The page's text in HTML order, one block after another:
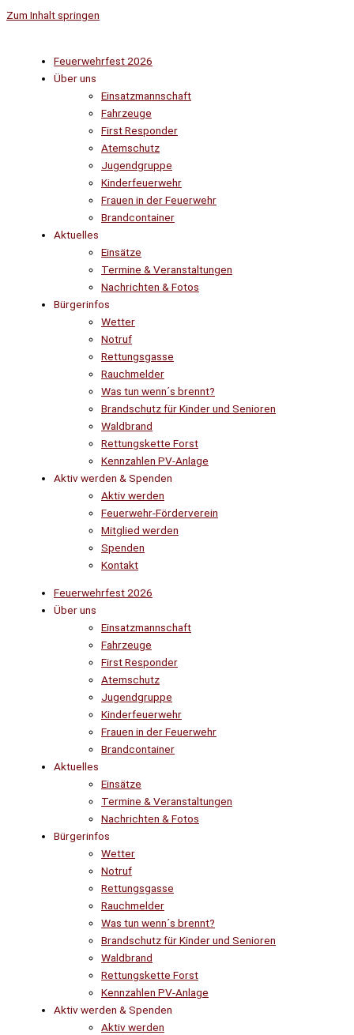
Zum Inhalt springen
Feuerwehrfest 2026
Über uns
Einsatzmannschaft
Fahrzeuge
First Responder
Atemschutz
Jugendgruppe
Kinderfeuerwehr
Frauen in der Feuerwehr
Brandcontainer
Aktuelles
Einsätze
Termine & Veranstaltungen
Nachrichten & Fotos
Bürgerinfos
Wetter
Notruf
Rettungsgasse
Rauchmelder
Was tun wenn´s brennt?
Brandschutz für Kinder und Senioren
Waldbrand
Rettungskette Forst
Kennzahlen PV-Anlage
Aktiv werden & Spenden
Aktiv werden
Feuerwehr-Förderverein
Mitglied werden
Spenden
Kontakt
Feuerwehrfest 2026
Über uns
Einsatzmannschaft
Fahrzeuge
First Responder
Atemschutz
Jugendgruppe
Kinderfeuerwehr
Frauen in der Feuerwehr
Brandcontainer
Aktuelles
Einsätze
Termine & Veranstaltungen
Nachrichten & Fotos
Bürgerinfos
Wetter
Notruf
Rettungsgasse
Rauchmelder
Was tun wenn´s brennt?
Brandschutz für Kinder und Senioren
Waldbrand
Rettungskette Forst
Kennzahlen PV-Anlage
Aktiv werden & Spenden
Aktiv werden